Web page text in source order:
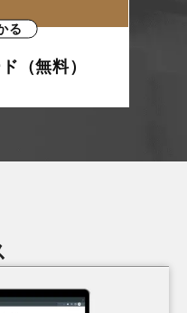
る
（無料）